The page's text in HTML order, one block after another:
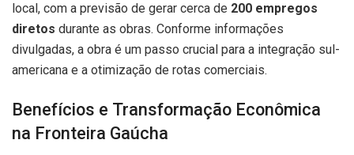
local, com a previsão de gerar cerca de 200 empregos
diretos durante as obras. Conforme informações
divulgadas, a obra é um passo crucial para a integração sul-
americana e a otimização de rotas comerciais.
Benefícios e Transformação Econômica
na Fronteira Gaúcha